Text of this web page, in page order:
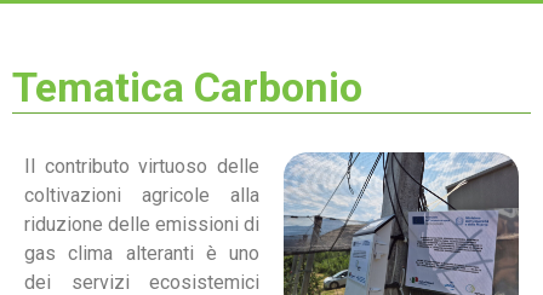
Tematica Carbonio
Il contributo virtuoso delle
coltivazioni agricole alla
riduzione delle emissioni di
gas clima alteranti è uno
dei servizi ecosistemici